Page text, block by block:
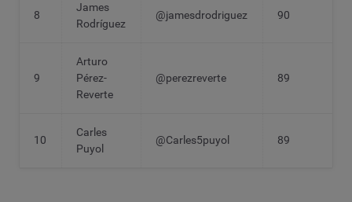
8
James
Rodríguez
@jamesdrodriguez 90
9
Arturo
Pérez-
Reverte
@perezreverte 89
10
Carles
Puyol
@Carles5puyol 89